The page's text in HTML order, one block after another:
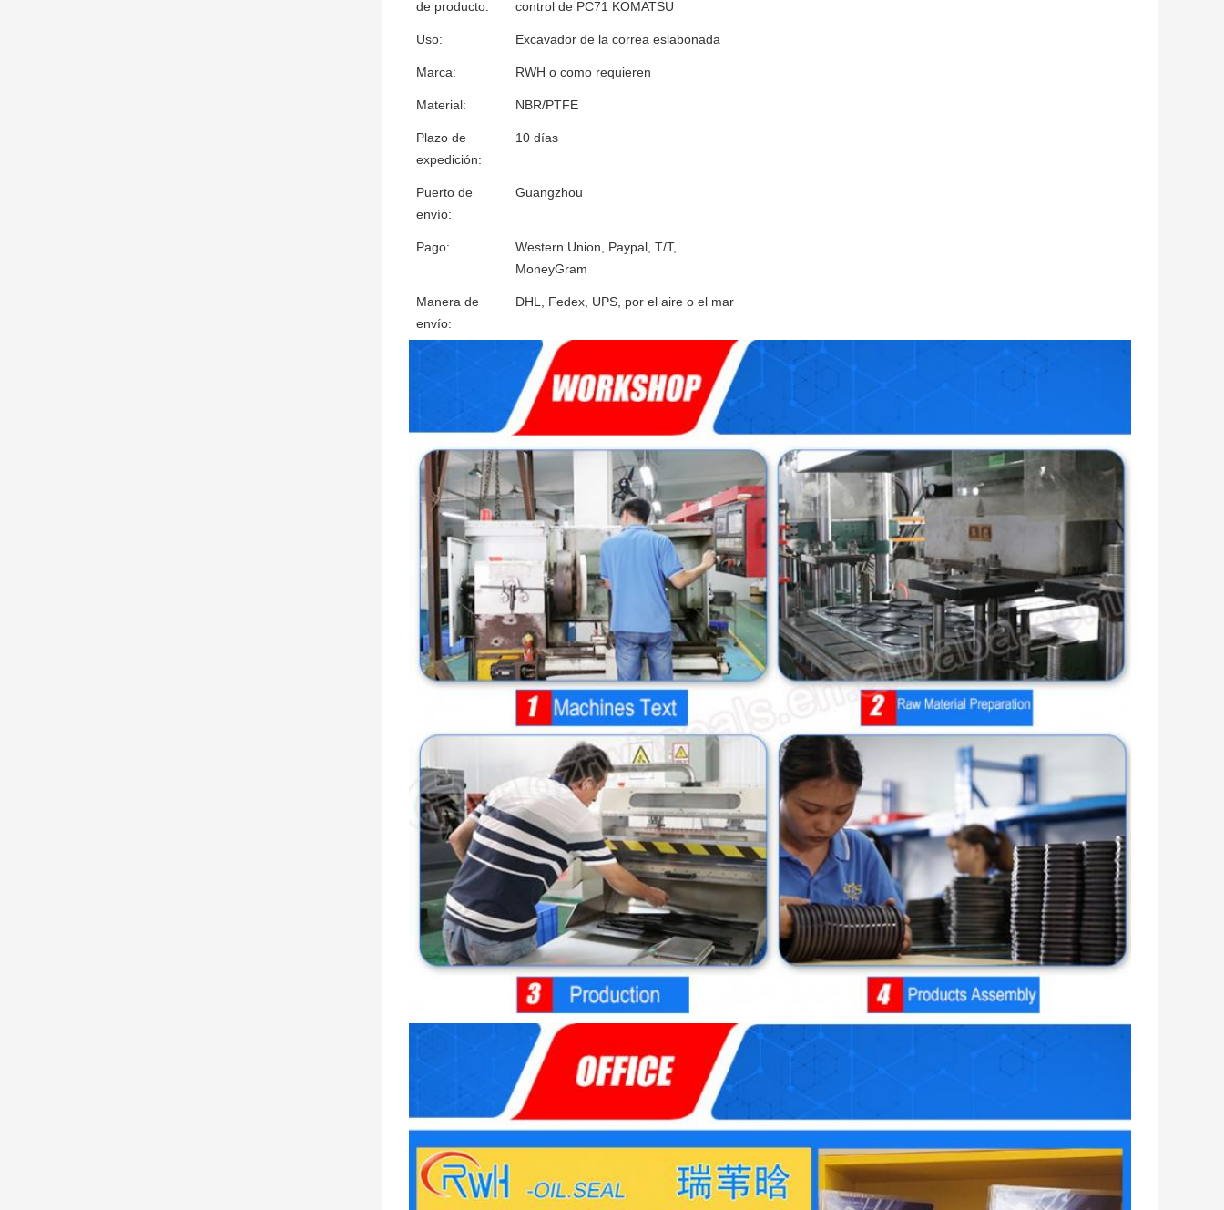
de producto:
control de PC71 KOMATSU
Uso: Excavador de la correa eslabonada
Marca: RWH o como requieren
Material: NBR/PTFE
Plazo de
expedición:
10 días
Puerto de
envío:
Guangzhou
Pago:
Western Union, Paypal, T/T,
MoneyGram
Manera de
envío:
DHL, Fedex, UPS, por el aire o el mar